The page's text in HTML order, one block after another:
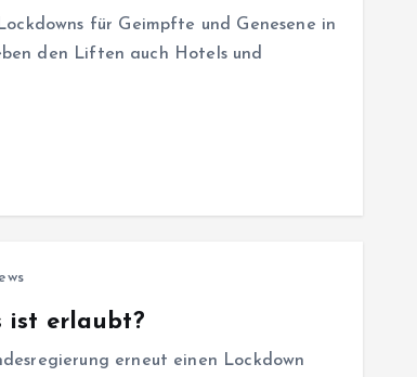
für Geimpfte und Genesene in
den Liften auch Hotels und
ist erlaubt?
erneut einen Lockdown